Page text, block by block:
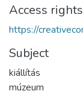
Access rights
https://
Subject
kiállítás
múzeum